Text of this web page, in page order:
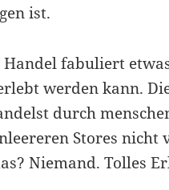
ist.
fabuliert
werden kann.
durch
Stores
Niemand. Tolles